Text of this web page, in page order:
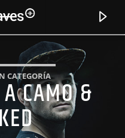
CATEGORÍA
CAMO &